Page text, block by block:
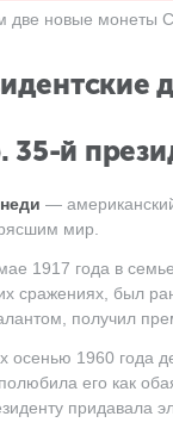
две новые монеты
35-й
—
мир.
1917 года в
сражениях, был
получил
осенью 1960 года
его как
придавала